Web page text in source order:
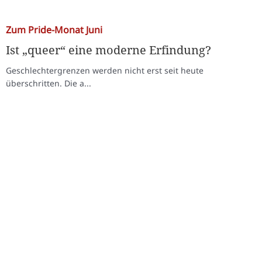
Zum Pride-Monat Juni
Ist „queer“ eine moderne Erfindung?
Geschlechtergrenzen werden nicht erst seit heute
überschritten. Die a...